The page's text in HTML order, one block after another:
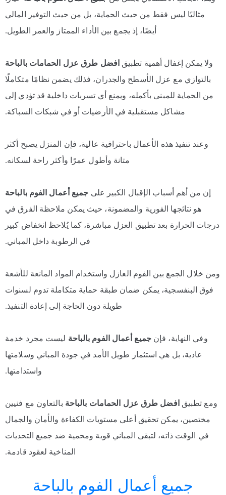
مثاليًا ليس فقط من حيث الحماية، بل من حيث التوفير المالي
أيضًا، إذ يجمع بين الأداء الممتاز والعمر الطويل.
ولا يمكن إغفال أهمية تطبيق افضل طرق عزل الحمامات بالباحة
بالتوازي مع عزل الأسطح والجدران، فذلك يضمن نظامًا متكاملًا
من الحماية للمبنى بأكمله، ويمنع أي تسربات داخلية قد تؤدي إلى
مشاكل مستقبلية في الأرضيات أو في شبكات السباكة.
وعند تنفيذ هذه الأعمال باحترافية عالية، فإن المنزل يصبح أكثر
متانة وأطول عمرًا وأكثر راحة لسكانه.
إن من أهم أسباب الإقبال الكبير على جميع أعمال الفوم بالباحة
هو نتائجها الفورية والمضمونة، حيث يمكن ملاحظة الفرق في
درجات الحرارة بعد تطبيق العزل مباشرة، كما يُلاحظ انخفاض كبير
في الرطوبة داخل المباني.
ومن خلال الجمع بين الفوم العازل واستخدام المواد المانعة للأشعة
فوق البنفسجية، يمكن ضمان طبقة حماية متكاملة تدوم لسنوات
طويلة دون الحاجة إلى إعادة التنفيذ.
وفي النهاية، فإنجميع أعمال الفوم بالباحة ليست مجرد خدمة
عادية، بل هي استثمار طويل الأمد في جودة المباني وسلامتها
واستدامتها.
ومع تطبيق افضل طرق عزل الحمامات بالباحة بالتعاون مع فنيين
مختصين، يمكن تحقيق أعلى مستويات الكفاءة والأمان والجمال
في الوقت ذاته، لتبقى المباني قوية ومحمية ضد جميع التحديات
المناخية لعقود قادمة.
جميع أعمال الفوم بالباحة